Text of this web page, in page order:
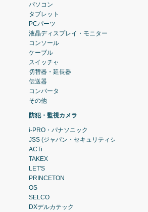
パソコン
タブレット
PCパーツ
液晶ディスプレイ・モニター
コンソール
ケーブル
スイッチャ
切替器・延長器
伝送器
コンバータ
その他
防犯・監視カメラ
i-PRO・パナソニック
JSS (ジャパン・セキュリティシステム)
ACTi
TAKEX
LET'S
PRINCETON
OS
SELCO
DXデルカテック